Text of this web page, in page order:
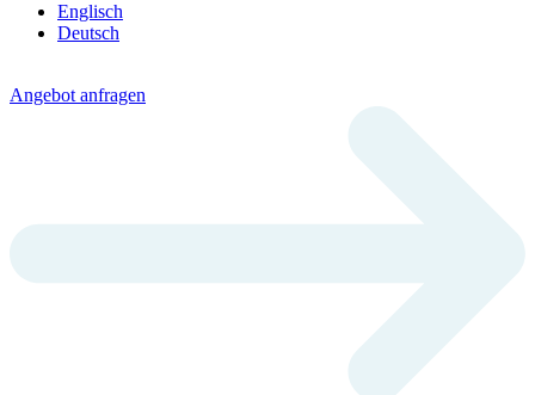
Englisch
Deutsch
Angebot anfragen